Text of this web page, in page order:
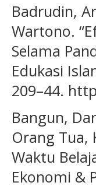
Badrudin,
Wartono.
Selama
Edukasi
209–44.
Bangun,
Orang Tua,
Waktu
Ekonomi &